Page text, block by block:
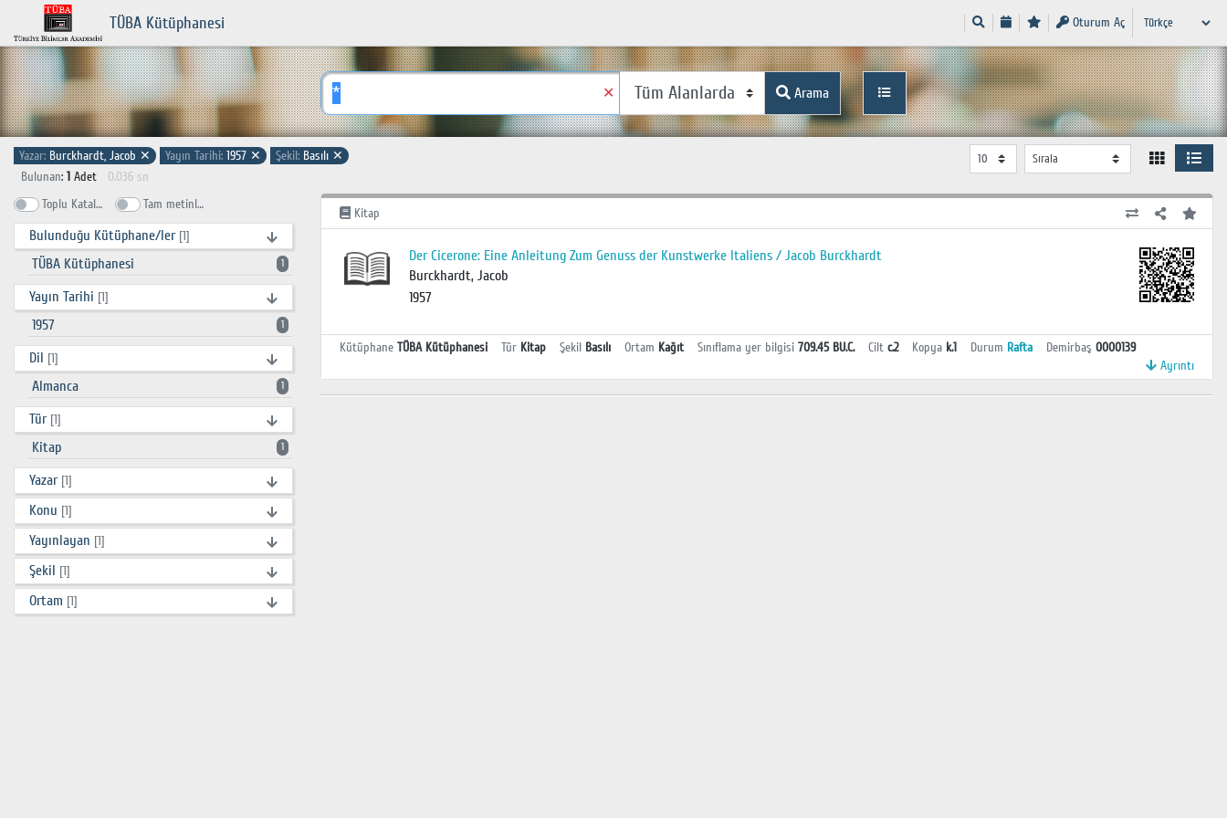
TÜBA Kütüphanesi Oturum Aç
✕ Arama
Yazar: Burckhardt, Jacob ✕ Yayın Tarihi: 1957 ✕ Şekil: Basılı ✕
Bulunan: 1 Adet
0.036 sn
Toplu Katalog
Tam metinlerde ara
Bulunduğu Kütüphane/ler [1]
TÜBA Kütüphanesi 1
Yayın Tarihi [1]
1957 1
Dil [1]
Almanca 1
Tür [1]
Kitap 1
Yazar [1]
Konu [1]
Yayınlayan [1]
Şekil [1]
Ortam [1]
Kitap
Der Cicerone: Eine Anleitung Zum Genuss der Kunstwerke Italiens / Jacob Burckhardt
Burckhardt, Jacob
1957
Kütüphane TÜBA Kütüphanesi Tür Kitap Şekil Basılı Ortam Kağıt Sınıflama yer bilgisi 709.45 BU.C. Cilt c.2 Kopya k.1 Durum Rafta Demirbaş 0000139
Ayrıntı